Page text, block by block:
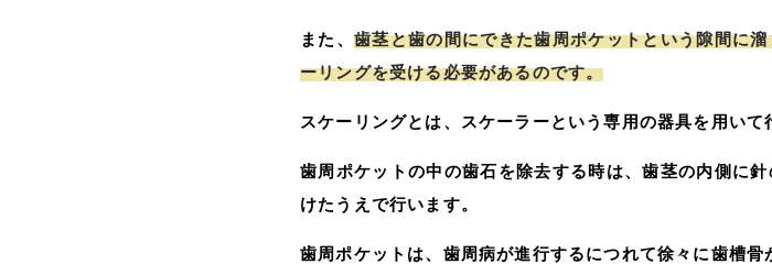
また、 歯茎と歯の間にできた歯周ポケットという隙間に
ーリングを受ける必要があるのです。
スケーリングとは、スケーラーという専用の器具を用いて
歯周ポケットの中の歯石を除去する時は、歯茎の内側に
けたうえで行います。
歯周ポケットは、歯周病が進行するにつれて徐々に歯槽骨